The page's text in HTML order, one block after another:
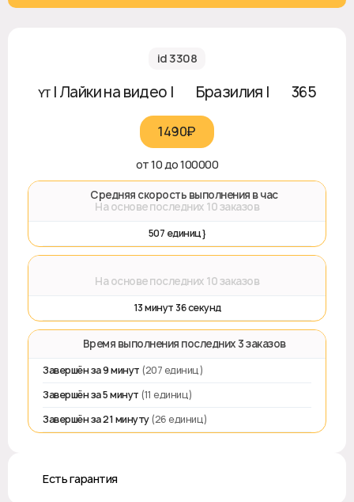
id 3308
ʏᴛ | Лайки на видео | 🇧🇷 Бразилия | ♻ 365
1490₽‎
от 10 до 100000
🚀 Средняя скорость выполнения в час
На основе последних 10 заказов
507 единиц}
На основе последних 10 заказов
13 минут 36 секунд
⏱️ Время выполнения последних 3 заказов
Завершён за 9 минут (207 единиц)
Завершён за 5 минут (11 единиц)
Завершён за 21 минуту(26 единиц)
♻️ Есть гарантия